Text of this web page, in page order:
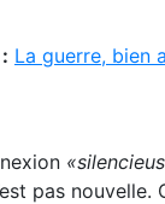
La guerre, bien
pas nouvelle.